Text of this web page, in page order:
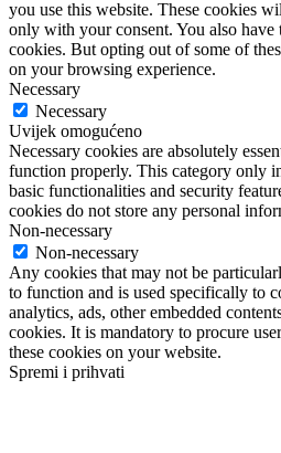
you use this website. These cookies
only with your consent. You also
cookies. But opting out of some of
on your browsing experience.
Necessary
Necessary
Uvijek omogućeno
Necessary cookies are absolutely
function properly. This category only
basic functionalities and security
cookies do not store any personal
Non-necessary
Non-necessary
Any cookies that may not be
to function and is used specifically to
analytics, ads, other embedded
cookies. It is mandatory to procure
these cookies on your website.
Spremi i prihvati